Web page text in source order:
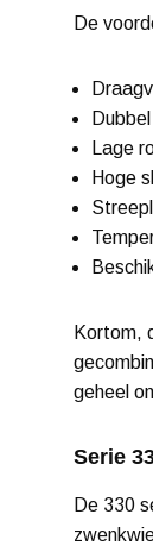
De
Lage
Hoge
Kortom,
geheel
Serie
De 330